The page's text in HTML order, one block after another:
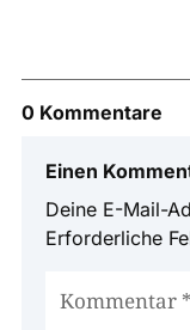
0 Kommentare
Einen
Deine E-Mail-
Erforderliche